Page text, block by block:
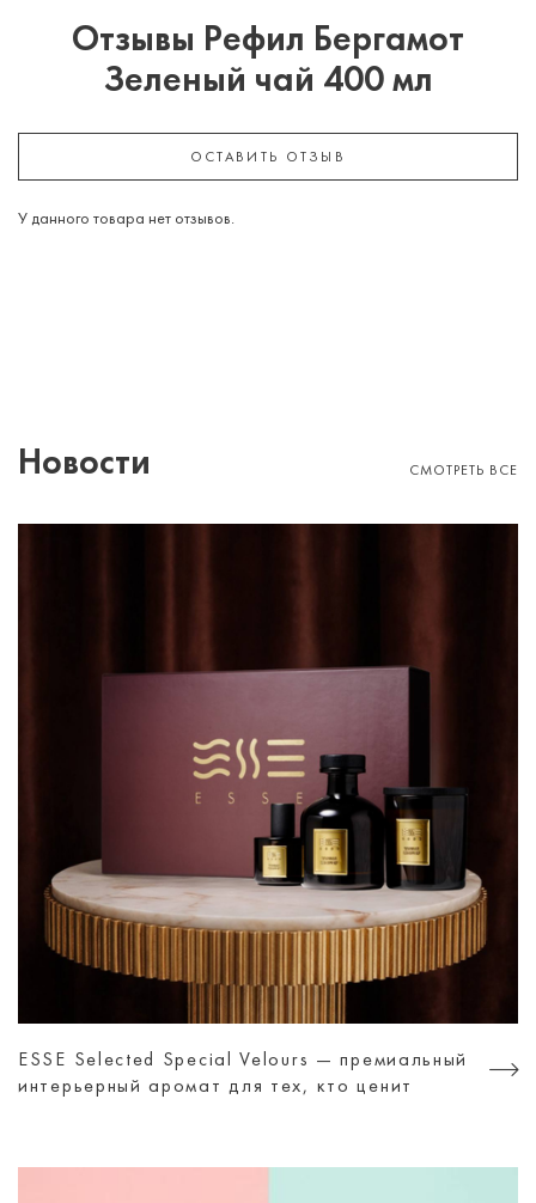
Отзывы Рефил Бергамот
Зеленый чай 400 мл
ОСТАВИТЬ ОТЗЫВ
У данного товара нет отзывов.
Новости СМОТРЕТЬ ВСЕ
ESSE Selected Special Velours — премиальный
интерьерный аромат для тех, кто ценит